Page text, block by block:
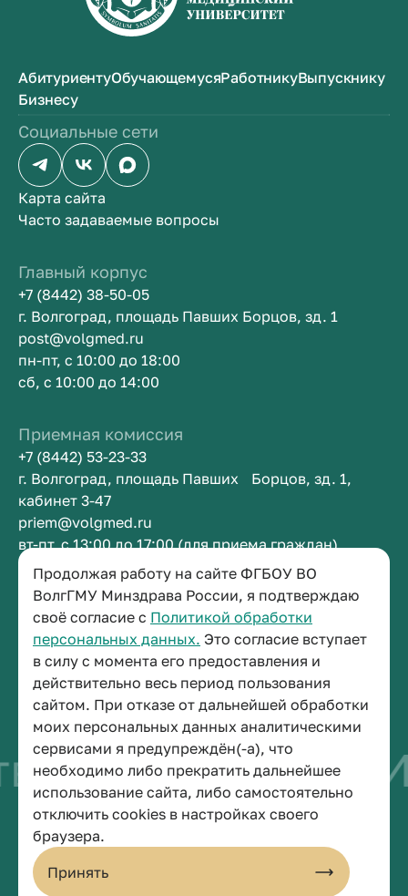
Продолжая работу на сайте ФГБОУ ВО
ВолгГМУ Минздрава России, я подтверждаю
своё согласие с Политикой обработки
персональных данных. Это согласие вступает
в силу с момента его предоставления и
действительно весь период пользования
сайтом. При отказе от дальнейшей обработки
моих персональных данных аналитическими
сервисами я предупреждён(-а), что
необходимо либо прекратить дальнейшее
использование сайта, либо самостоятельно
отключить cookies в настройках своего
браузера.
Принять
АбитуриентуОбучающемусяРаботникуВыпускнику
Бизнесу
Социальные сети
Карта сайта
Часто задаваемые вопросы
Главный корпус
+7 (8442) 38-50-05
г. Волгоград, площадь Павших Борцов, зд. 1
post@volgmed.ru
пн-пт, с 10:00 до 18:00
сб, с 10:00 до 14:00
Приемная комиссия
+7 (8442) 53-23-33
г. Волгоград, площадь Павших Борцов, зд. 1,
кабинет 3-47
priem@volgmed.ru
вт-пт, с 13:00 до 17:00 (для приема граждан)
Приемная ректора
+7 (8442) 38-50-05
г. Волгоград, площадь Павших Борцов, зд. 1,
кабинет 3-11
post@volgmed.ru
пн-пт, с 08.30 до 17.00 (перерыв с 12.30 до 13.00)
быть врачом
© 2026 Волгоградский государственный медицинский университет
Политика конфиденциальности
Политика по обработке персональных данных
Пользовательское соглашение